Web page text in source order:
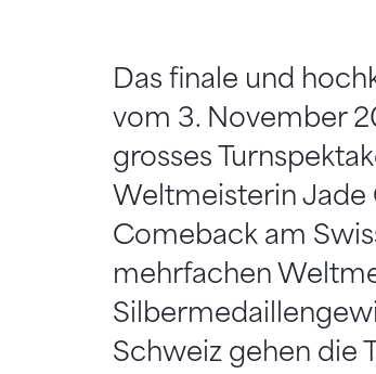
Das finale und
vom 3. November
grosses
Weltmeisterin Jade
Comeback am
mehrfachen
Schweiz gehen die